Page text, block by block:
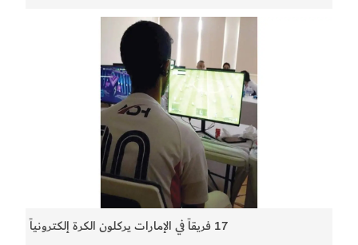
17 فريقاً في الإمارات يركلون الكرة إلكترونياً